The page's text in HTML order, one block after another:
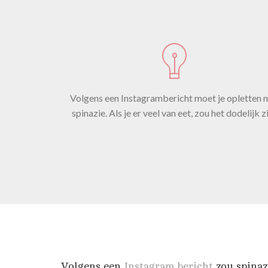
Volgens een Instagrambericht moet je opletten
spinazie. Als je er veel van eet, zou het dodelijk